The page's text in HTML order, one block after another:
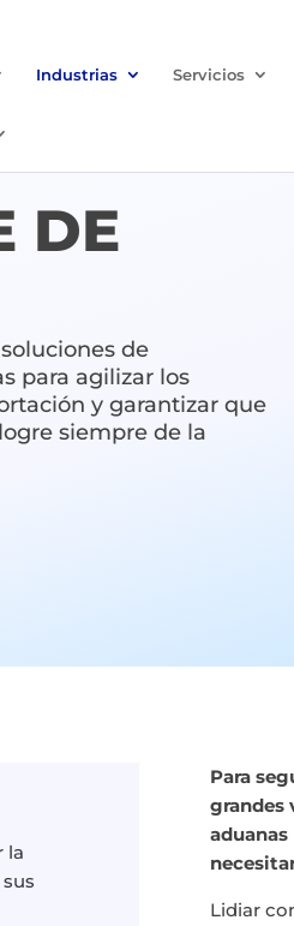
Industrias Servicios
DE
de
para agilizar los
y garantizar que
siempre de la
la
Para
grandes
Lidiar